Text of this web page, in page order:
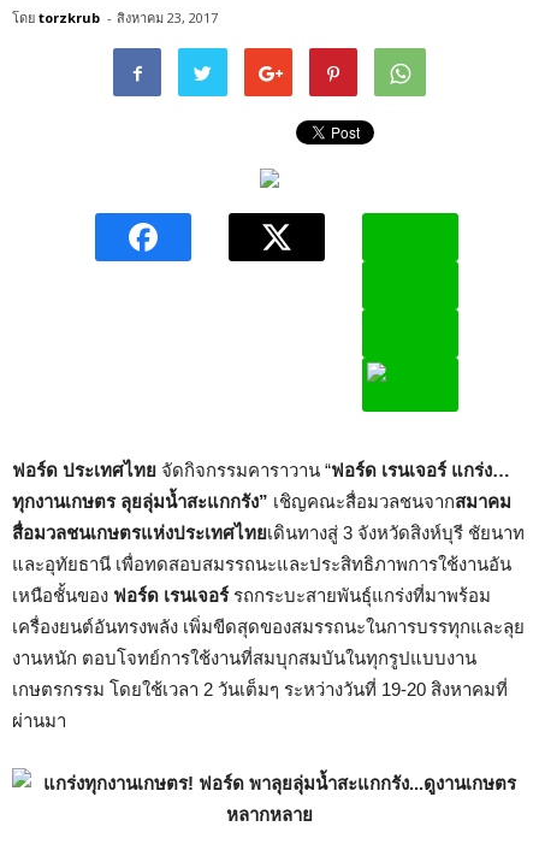
โดย torzkrub - สิงหาคม 23, 2017
ฟอร์ด ประเทศไทย จัดกิจกรรมคาราวาน “ฟอร์ด เรนเจอร์ แกร่ง…
ทุกงานเกษตร ลุยลุ่มน้ำสะแกกรัง” เชิญคณะสื่อมวลชนจากสมาคม
สื่อมวลชนเกษตรแห่งประเทศไทยเดินทางสู่ 3 จังหวัดสิงห์บุรี ชัยนาท
และอุทัยธานี เพื่อทดสอบสมรรถนะและประสิทธิภาพการใช้งานอัน
เหนือชั้นของ ฟอร์ด เรนเจอร์รถกระบะสายพันธุ์แกร่งที่มาพร้อม
เครื่องยนต์อันทรงพลัง เพิ่มขีดสุดของสมรรถนะในการบรรทุกและลุย
งานหนัก ตอบโจทย์การใช้งานที่สมบุกสมบันในทุกรูปแบบงาน
เกษตรกรรม โดยใช้เวลา 2 วันเต็มๆ ระหว่างวันที่ 19-20 สิงหาคมที่
ผ่านมา